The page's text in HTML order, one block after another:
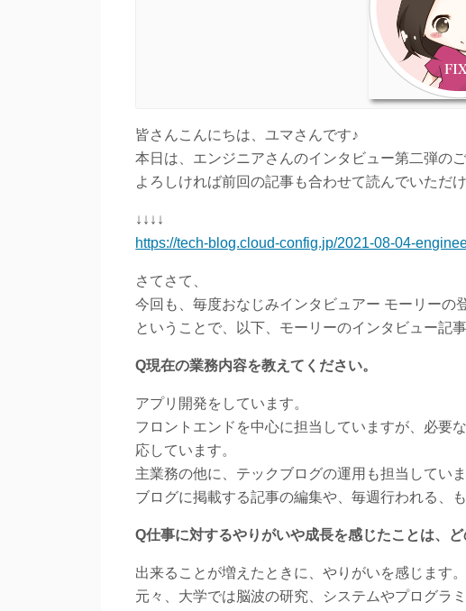
皆さんこんにちは、ユマさんです♪
本日は、エンジニアさんのインタビュー第二弾のご
↓↓↓↓
https://tech-blog.cloud-config.jp/2021-08-04-
さてさて、
今回も、毎度おなじみインタビュアー モーリーの
ということで、以下、モーリーのインタビュー記
Q現在の業務内容を教えてください。
アプリ開発をしています。
フロントエンドを中心に担当していますが、必要
応しています。
主業務の他に、テックブログの運用も担当していま
ブログに掲載する記事の編集や、毎週行われる、
Q仕事に対するやりがいや成長を感じたことは、
出来ることが増えたときに、やりがいを感じます。
元々、大学では脳波の研究、システムやプログラ